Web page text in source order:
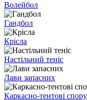
Волейбол
Гандбол
Крісла
Настільний теніс
Лави запасних
Каркасно-тентові